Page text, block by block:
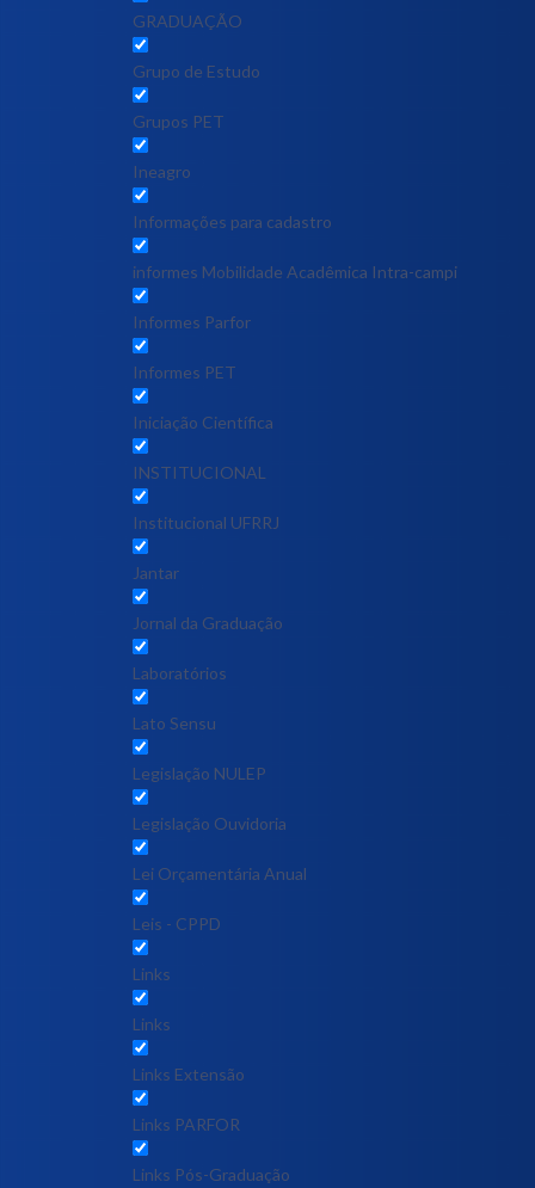
GRADUAÇÃO
Grupo de Estudo
Grupos PET
Ineagro
Informações para cadastro
informes Mobilidade Acadêmica Intra-campi
Informes Parfor
Informes PET
Iniciação Científica
INSTITUCIONAL
Institucional UFRRJ
Jantar
Jornal da Graduação
Laboratórios
Lato Sensu
Legislação NULEP
Legislação Ouvidoria
Lei Orçamentária Anual
Leis - CPPD
Links
Links
Links Extensão
Links PARFOR
Links Pós-Graduação